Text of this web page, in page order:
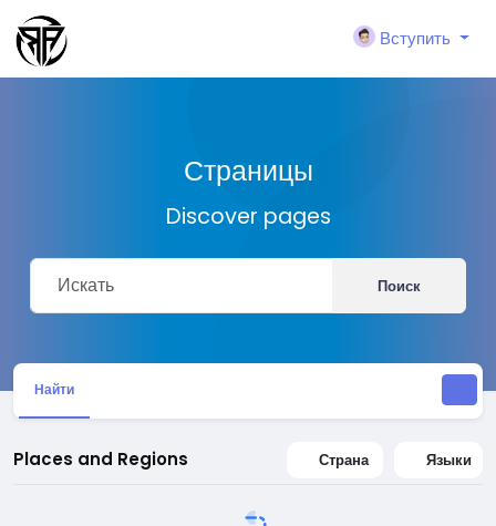
Вступить
Страницы
Discover pages
Поиск
Найти
Places and Regions Страна Языки